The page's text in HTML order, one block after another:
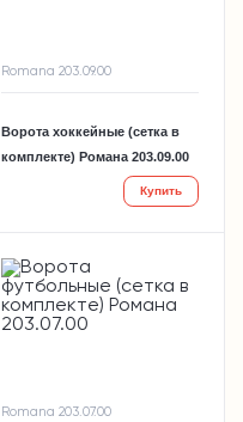
Romana 203.09.00
Ворота хоккейные (сетка в
комплекте) Романа 203.09.00
Купить
Romana 203.07.00